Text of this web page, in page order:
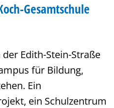
Gesamtschule
Edith-Stein-Straße
für Bildung,
Ein
ein Schulzentrum